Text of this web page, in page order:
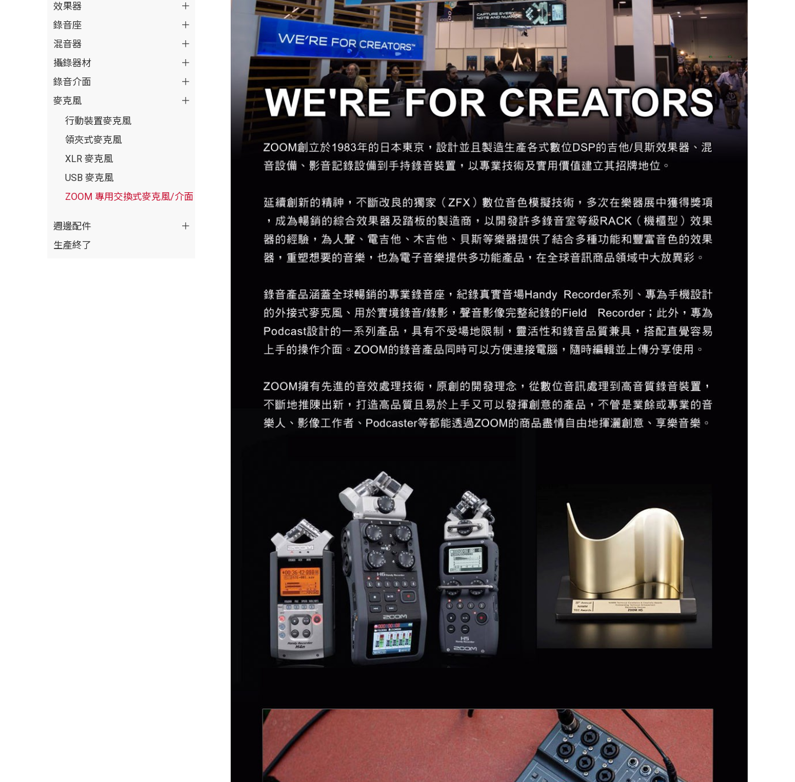
效果器
錄音座
混音器
攝錄器材
錄音介面
麥克風
行動裝置麥克風
領夾式麥克風
XLR 麥克風
USB 麥克風
ZOOM 專用交換式麥克風/介面
週邊配件
生產終了